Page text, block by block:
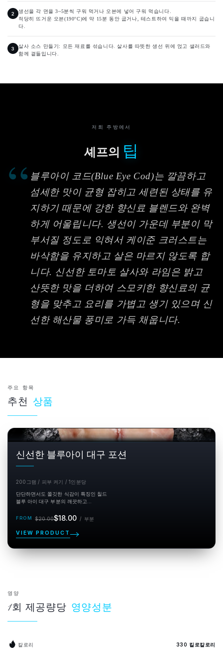
생선을 각 면을 3~5분씩 구워 먹거나 오븐에 넣어 구워 먹습니다.
적당히 뜨거운 오븐(190°C)에 약 15분 동안 굽거나, 테스트하여 익을 때까지 굽습니
다.
살사 소스 만들기: 모든 재료를 섞습니다. 살사를 따뜻한 생선 위에 얹고 샐러드와
함께 곁들입니다.
저희 주방에서
셰프의 팁
“ 블루아이 코드(Blue Eye Cod)는 깔끔하고
섬세한 맛이 균형 잡히고 세련된 상태를 유
지하기 때문에 강한 향신료 블렌드와 완벽
하게 어울립니다. 생선이 가운데 부분이 막
부서질 정도로 익혀서 케이준 크러스트는
바삭함을 유지하고 살은 마르지 않도록 합
니다. 신선한 토마토 살사와 라임은 밝고
산뜻한 맛을 더하여 스모키한 향신료의 균
형을 맞추고 요리를 가볍고 생기 있으며 신
선한 해산물 풍미로 가득 채웁니다.
주요 항목
추천 상품
곧 제철로 돌아옵니다
신선한 블루아이 대구 포션
200그램 / 피부 켜기 / 1인분당
단단하면서도 쫄깃한 식감이 특징인 칠드
블루 아이 대구 부분의 깨끗하고...
정 $20.00
할
가
$18.00 / 부분
VIEW PRODUCT
영양
1회 제공량당 영양성분
칼로리 330 킬로칼로리